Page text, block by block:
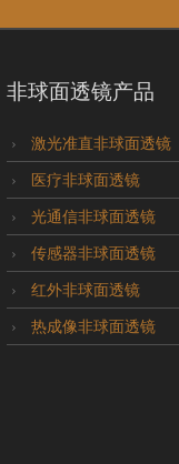
非球面透镜产品
激光准直非球面透镜
医疗非球面透镜
光通信非球面透镜
传感器非球面透镜
红外非球面透镜
热成像非球面透镜